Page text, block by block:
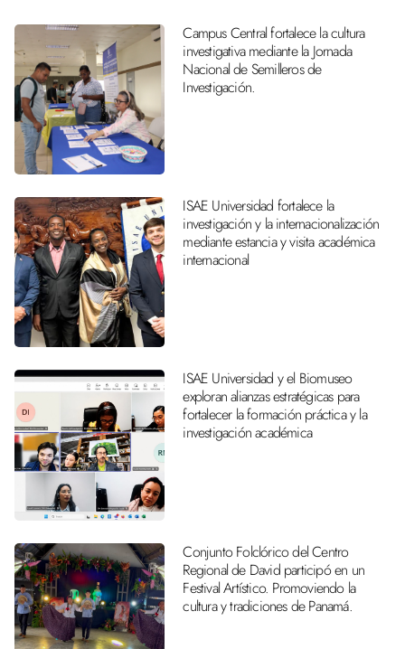
Campus Central fortalece la cultura
investigativa mediante la Jornada
Nacional de Semilleros de
Investigación.
ISAE Universidad fortalece la
investigación y la internacionalización
mediante estancia y visita académica
internacional
ISAE Universidad y el Biomuseo
exploran alianzas estratégicas para
fortalecer la formación práctica y la
investigación académica
Conjunto Folclórico del Centro
Regional de David participó en un
Festival Artístico. Promoviendo la
cultura y tradiciones de Panamá.